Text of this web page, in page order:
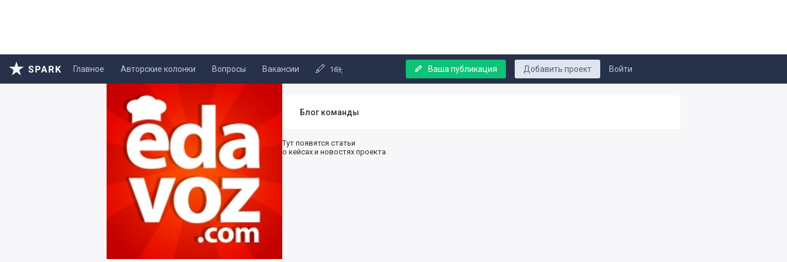
Войти
Добавить проект
Главное Авторские колонки Вопросы Вакансии Ваша публикация
16+
Блог команды
Тут появятся статьи
о кейсах и новостях проекта